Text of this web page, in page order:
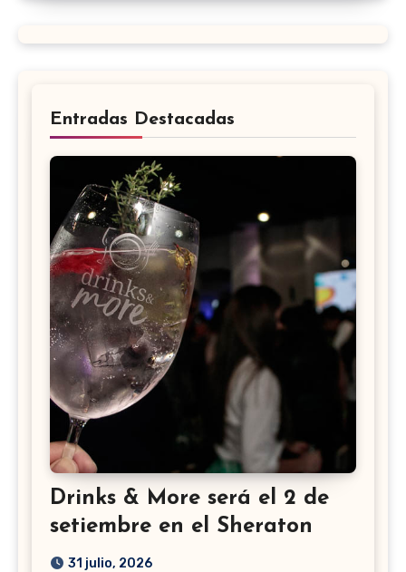
Entradas Destacadas
Drinks & More será el 2 de
setiembre en el Sheraton
31 julio, 2026